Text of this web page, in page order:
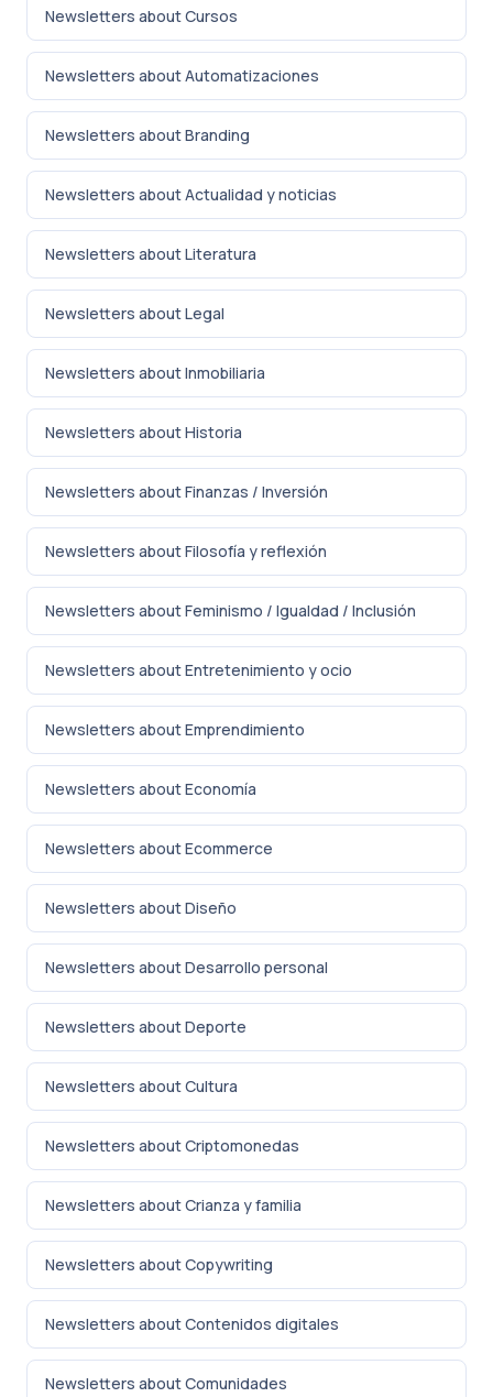
Newsletters about Cursos
Newsletters about Automatizaciones
Newsletters about Branding
Newsletters about Actualidad y noticias
Newsletters about Literatura
Newsletters about Legal
Newsletters about Inmobiliaria
Newsletters about Historia
Newsletters about Finanzas / Inversión
Newsletters about Filosofía y reflexión
Newsletters about Feminismo / Igualdad / Inclusión
Newsletters about Entretenimiento y ocio
Newsletters about Emprendimiento
Newsletters about Economía
Newsletters about Ecommerce
Newsletters about Diseño
Newsletters about Desarrollo personal
Newsletters about Deporte
Newsletters about Cultura
Newsletters about Criptomonedas
Newsletters about Crianza y familia
Newsletters about Copywriting
Newsletters about Contenidos digitales
Newsletters about Comunidades